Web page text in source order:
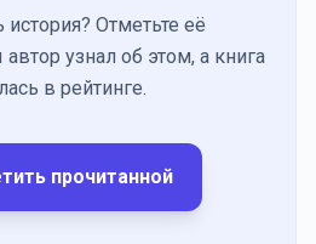
история? Отметьте её
узнал об этом, а книга
в рейтинге.
прочитанной